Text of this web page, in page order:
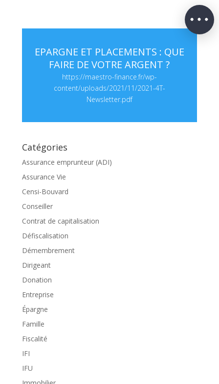
EPARGNE ET PLACEMENTS : QUE
FAIRE DE VOTRE ARGENT ?
https://maestro-finance.fr/wp-
content/uploads/2021/11/2021-4T-
Newsletter.pdf
Catégories
Assurance emprunteur (ADI)
Assurance Vie
Censi-Bouvard
Conseiller
Contrat de capitalisation
Défiscalisation
Démembrement
Dirigeant
Donation
Entreprise
Épargne
Famille
Fiscalité
IFI
IFU